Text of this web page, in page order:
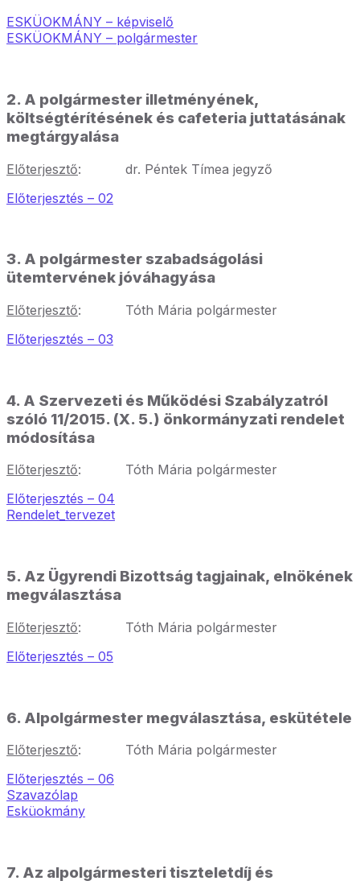
ESKÜOKMÁNY – képviselő
ESKÜOKMÁNY – polgármester
2. A polgármester illetményének,
költségtérítésének és cafeteria juttatásának
megtárgyalása
Előterjesztő: dr. Péntek Tímea jegyző
Előterjesztés – 02
3. A polgármester szabadságolási
ütemtervének jóváhagyása
Előterjesztő: Tóth Mária polgármester
Előterjesztés – 03
4. A Szervezeti és Működési Szabályzatról
szóló 11/2015. (X. 5.) önkormányzati rendelet
módosítása
Előterjesztő: Tóth Mária polgármester
Előterjesztés – 04
Rendelet_tervezet
5. Az Ügyrendi Bizottság tagjainak, elnökének
megválasztása
Előterjesztő: Tóth Mária polgármester
Előterjesztés – 05
6. Alpolgármester megválasztása, eskütétele
Előterjesztő: Tóth Mária polgármester
Előterjesztés – 06
Szavazólap
Esküokmány
7. Az alpolgármesteri tiszteletdíj és